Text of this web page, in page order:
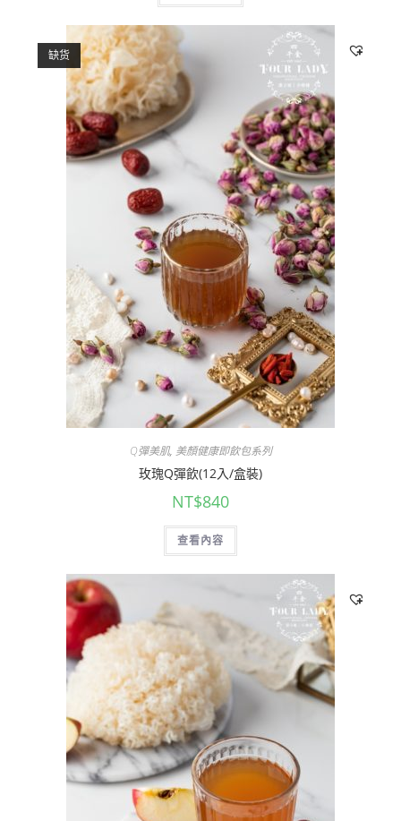
缺货
Q彈美肌, 美顏健康即飲包系列
玫瑰Q彈飲(12入/盒裝)
NT$840
查看內容